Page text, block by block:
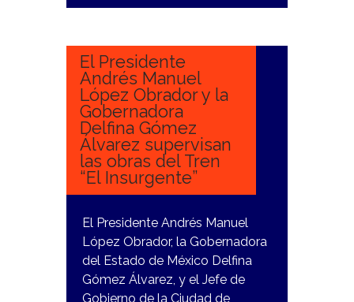
25
El Presidente
Andrés Manuel
López Obrador y la
Gobernadora
Delfina Gómez
Álvarez supervisan
las obras del Tren
“El Insurgente”
El Presidente Andrés Manuel
López Obrador, la Gobernadora
del Estado de México Delfina
Gómez Álvarez, y el Jefe de
Gobierno de la Ciudad de